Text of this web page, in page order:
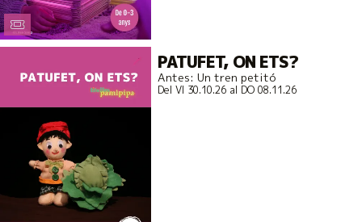
PATUFET, ON ETS?
Antes: Un tren petitó
Del VI 30.10.26al DO 08.11.26